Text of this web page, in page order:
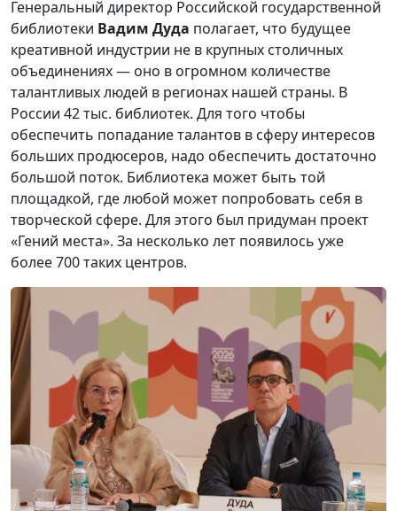
Генеральный директор Российской государственной
библиотеки Вадим Дуда полагает, что будущее
креативной индустрии не в крупных столичных
объединениях — оно в огромном количестве
талантливых людей в регионах нашей страны. В
России 42 тыс. библиотек. Для того чтобы
обеспечить попадание талантов в сферу интересов
больших продюсеров, надо обеспечить достаточно
большой поток. Библиотека может быть той
площадкой, где любой может попробовать себя в
творческой сфере. Для этого был придуман проект
«Гений места». За несколько лет появилось уже
более 700 таких центров.